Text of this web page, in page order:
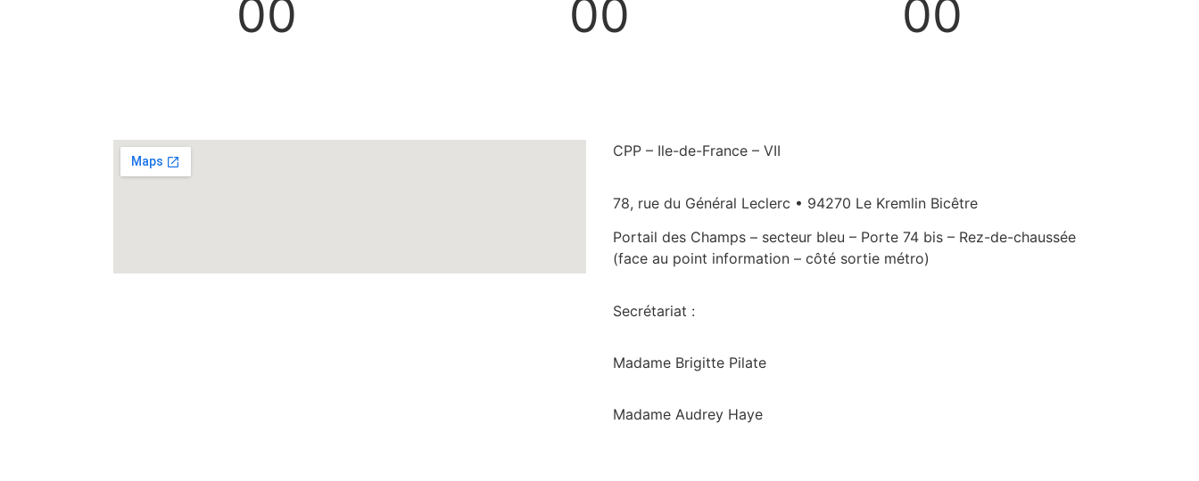
00 00 00
CPP – Ile-de-France – VII
78, rue du Général Leclerc • 94270 Le Kremlin Bicêtre
Portail des Champs – secteur bleu – Porte 74 bis – Rez-de-chaussée
(face au point information – côté sortie métro)
Secrétariat :
Madame Brigitte Pilate
Madame Audrey Haye